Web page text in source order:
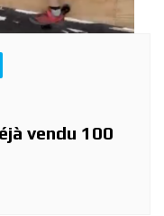
vendu 100